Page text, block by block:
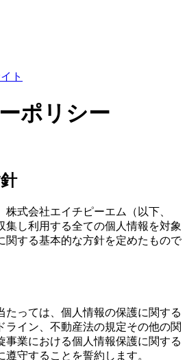
ト
ポリシー
式会社エイチピーエム（以下、
集し利用する全ての個人情報を対象
関する基本的な方針を定めたもので
たっては、個人情報の保護に関する
ライン、不動産法の規定その他の関
事業における個人情報保護に関する
守することを誓約します。